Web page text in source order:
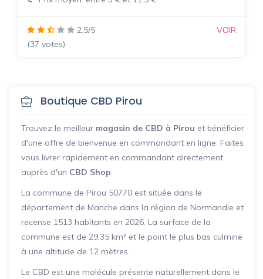
Boutique CBD Pirou
Trouvez le meilleur magasin de CBD à Pirou et bénéficier
d'une offre de bienvenue en commandant en ligne. Faites
vous livrer rapidement en commandant directement
auprès d'un CBD Shop
La commune de Pirou 50770 est située dans le
département de Manche dans la région de Normandie et
recense 1513 habitants en 2026. La surface de la
commune est de 29.35 km² et le point le plus bas culmine
à une altitude de 12 mètres.
Le CBD est une molécule présente naturellement dans le
2.5/5
(37 votes)
VOIR